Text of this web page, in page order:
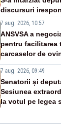
discursuri
7 aug. 2026, 10:57
ANSVSA a
pentru facilitarea
carcaselor de
7 aug. 2026, 09:49
Senatorii și
Sesiunea
la votul pe legea